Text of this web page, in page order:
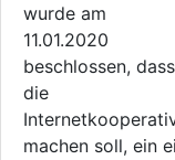
wurde am
11.01.2020
beschlossen, dass
die
machen soll, ein